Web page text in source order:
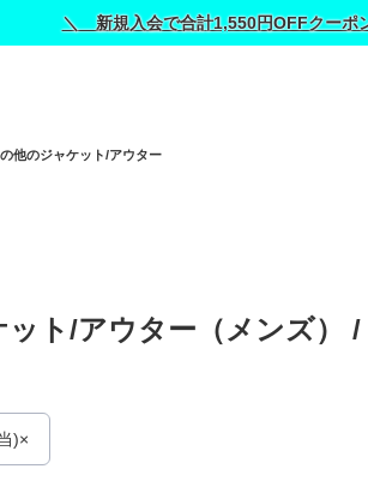
＼ 新規入会で合計1,550円OFFクー
他のジャケット/アウター
ト/アウター（メンズ） /
)